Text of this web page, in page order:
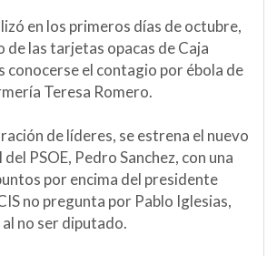
en los primeros días de octubre,
de las tarjetas opacas de Caja
conocerse el contagio por ébola de
Teresa Romero.
de líderes, se estrena el nuevo
PSOE, Pedro Sanchez, con una
por encima del presidente
no pregunta por Pablo Iglesias,
no ser diputado.